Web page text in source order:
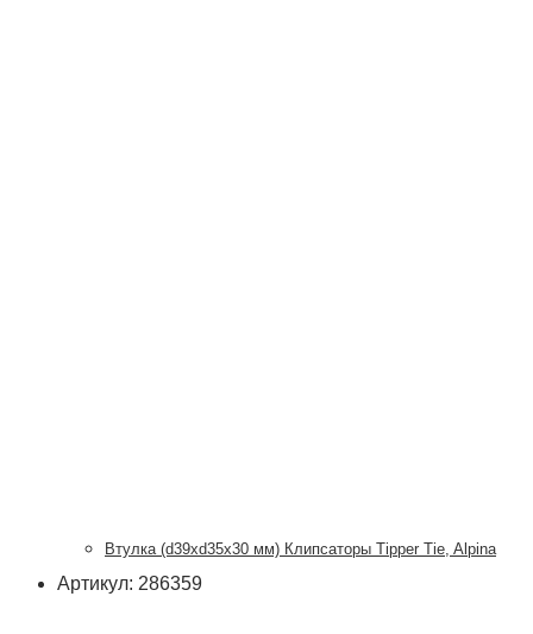
Втулка (d39xd35x30 мм) Клипсаторы Tipper Tie, Alpina
Артикул: 286359